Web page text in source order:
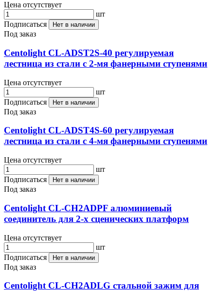
Цена отсутствует
шт
Подписаться
Нет в наличии
Под заказ
Centolight CL-ADST2S-40 регулируемая
лестница из стали с 2-мя фанерными ступенями
Цена отсутствует
шт
Подписаться
Нет в наличии
Под заказ
Centolight CL-ADST4S-60 регулируемая
лестница из стали с 4-мя фанерными ступенями
Цена отсутствует
шт
Подписаться
Нет в наличии
Под заказ
Centolight CL-CH2ADPF алюминиевый
соединитель для 2-х сценических платформ
Цена отсутствует
шт
Подписаться
Нет в наличии
Под заказ
Centolight CL-CH2ADLG стальной зажим для